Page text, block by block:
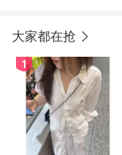
大家都在抢
1